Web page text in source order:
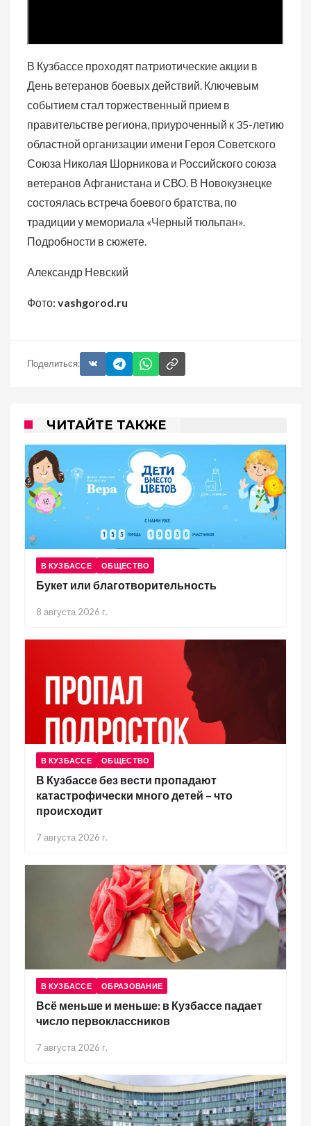
В Кузбассе проходят патриотические акции в
День ветеранов боевых действий. Ключевым
событием стал торжественный прием в
правительстве региона, приуроченный к 35-летию
областной организации имени Героя Советского
Союза Николая Шорникова и Российского союза
ветеранов Афганистана и СВО. В Новокузнецке
состоялась встреча боевого братства, по
традиции у мемориала «Черный тюльпан».
Подробности в сюжете.
Александр Невский
Фото: vashgorod.ru
Поделиться:
ЧИТАЙТЕ ТАКЖЕ
В КУЗБАССЕ ОБЩЕСТВО
Букет или благотворительность
8 августа 2026 г.
В КУЗБАССЕ ОБЩЕСТВО
В Кузбассе без вести пропадают
катастрофически много детей – что
происходит
7 августа 2026 г.
В КУЗБАССЕ ОБРАЗОВАНИЕ
Всё меньше и меньше: в Кузбассе падает
число первоклассников
7 августа 2026 г.